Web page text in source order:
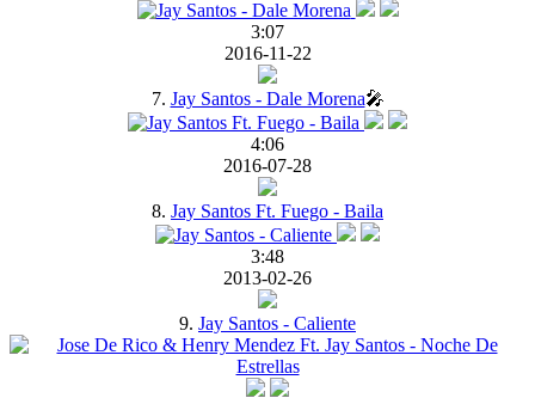
3:07
2016-11-22
7. Jay Santos - Dale Morena🎤
4:06
2016-07-28
8. Jay Santos Ft. Fuego - Baila
3:48
2013-02-26
9. Jay Santos - Caliente